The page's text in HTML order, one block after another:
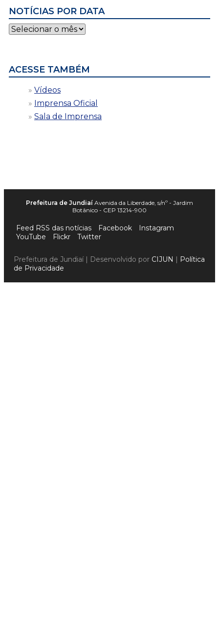
NOTÍCIAS POR DATA
Notícias
por
ACESSE TAMBÉM
Vídeos
Imprensa Oficial
Sala de Imprensa
Prefeitura de Jundiaí Avenida da Liberdade, s/nº - Jardim
Botânico - CEP 13214-900
Feed RSS das notícias Facebook
Instagram
YouTube
Flickr Twitter
Prefeitura de Jundiaí | Desenvolvido por CIJUN | Política
de Privacidade